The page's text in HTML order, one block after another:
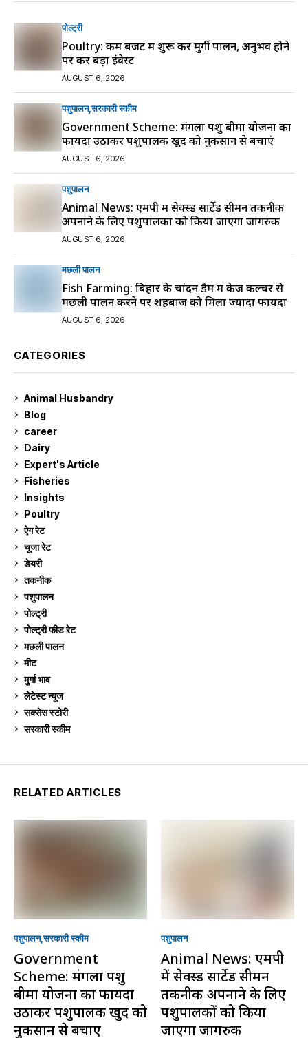
पोल्ट्री
Poultry: कम बजट में शुरू करें मुर्गी पालन, अनुभव होने
पर करें बड़ा इंवेस्ट
AUGUST 6, 2026
पशुपालन सरकारी स्की‍म
Government Scheme: मंगला पशु बीमा योजना का
फायदा उठाकर पशुपालक खुद को नुकसान से बचाएं
AUGUST 6, 2026
पशुपालन
Animal News: एमपी में सेक्स्ड सार्टेड सीमन तकनीक
अपनाने के लिए पशुपालकों को किया जाएगा जागरुक
AUGUST 6, 2026
मछली पालन
Fish Farming: बिहार के चांदन डैम में केज कल्चर से
मछली पालन करने पर शहबाज को मिला ज्यादा फायदा
AUGUST 6, 2026
CATEGORIES
Animal Husbandry
Blog
career
Dairy
Expert's Article
Fisheries
Insights
Poultry
ऐग रेट
चूजा रेट
डेयरी
तकनीक
पशुपालन
पोल्ट्री
पोल्ट्री फीड रेट
मछली पालन
मीट
मुर्गा भाव
लेटेस्ट न्यूज
सक्सेस स्टो‍री
सरकारी स्की‍म
RELATED ARTICLES
पशुपालन सरकारी स्की‍म
Government
Scheme: मंगला पशु
बीमा योजना का फायदा
उठाकर पशुपालक खुद को
नुकसान से बचाएं
पशुपालन
Animal News: एमपी
में सेक्स्ड सार्टेड सीमन
तकनीक अपनाने के लिए
पशुपालकों को किया
जाएगा जागरुक